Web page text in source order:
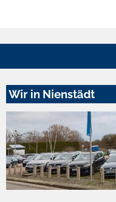
Wir in Nienstädt